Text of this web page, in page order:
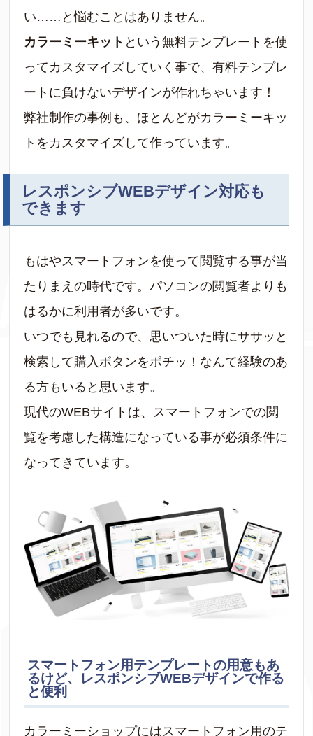
い……と悩むことはありません。
カラーミーキット という無料テンプレートを使
ってカスタマイズしていく事で、有料テンプレ
ートに負けないデザインが作れちゃいます！
弊社制作の事例も、ほとんどがカラーミーキッ
トをカスタマイズして作っています。
レスポンシブWEBデザイン対応も
できます
もはやスマートフォンを使って閲覧する事が当
たりまえの時代です。パソコンの閲覧者よりも
はるかに利用者が多いです。
いつでも見れるので、思いついた時にササッと
検索して購入ボタンをポチッ！なんて経験のあ
る方もいると思います。
現代のWEBサイトは、スマートフォンでの閲
覧を考慮した構造になっている事が必須条件に
なってきています。
スマートフォン用テンプレートの用意もあ
るけど、レスポンシブWEBデザインで作る
と便利
カラーミーショップにはスマートフォン用のテ